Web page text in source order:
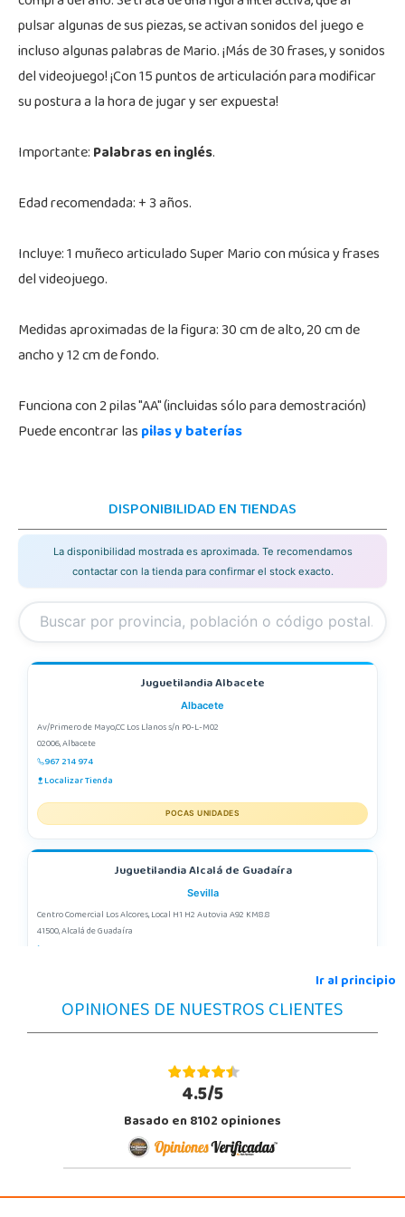
pulsar algunas de sus piezas, se activan sonidos del juego e
incluso algunas palabras de Mario. ¡Más de 30 frases, y sonidos
del videojuego! ¡Con 15 puntos de articulación para modificar
su postura a la hora de jugar y ser expuesta!
Importante:Palabras en inglés.
Edad recomendada: + 3 años.
Incluye: 1 muñeco articulado Super Mario con música y frases
del videojuego.
Medidas aproximadas de la figura: 30 cm de alto, 20 cm de
ancho y 12 cm de fondo.
Funciona con 2 pilas "AA" (incluidas sólo para demostración)
Puede encontrar laspilas y baterías
DISPONIBILIDAD EN TIENDAS
La disponibilidad mostrada es aproximada. Te recomendamos
contactar con la tienda para confirmar el stock exacto.
Juguetilandia Albacete
Albacete
Av/Primero de Mayo,CC Los Llanos s/n P0-L-M02
02006, Albacete
967 214 974
Localizar Tienda
POCAS UNIDADES
Juguetilandia Alcalá de Guadaíra
Sevilla
Centro Comercial Los Alcores, Local H1 H2 Autovia A92 KM8.8
41500, Alcalá de Guadaíra
Juguetilandia Alcobendas
Madrid
Av. Olímpica, 9, Local A13/21, Centro Comercial La Vega
Ir al principio
OPINIONES DE NUESTROS CLIENTES
4.5/5
Basado en 8102 opiniones